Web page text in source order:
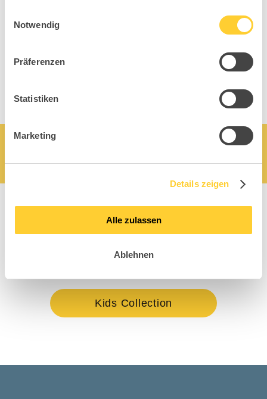
Notwendig
Präferenzen
Statistiken
Marketing
Details zeigen
Alle zulassen
Ablehnen
Kids Collection